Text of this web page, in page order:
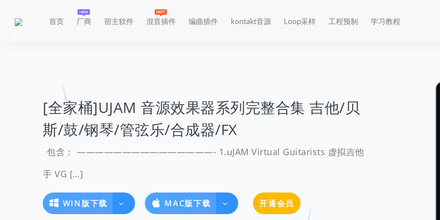
首页 厂商 宿主软件 混音插件 编曲插件 kontakt音源 Loop采样 工程预制 学习教程
[全家桶]UJAM 音源效果器系列完整合集 吉他/贝
斯/鼓/钢琴/管弦乐/合成器/FX
包含： ———————————————- 1.uJAM Virtual Guitarists 虚拟吉他
手 VG […]
WIN版下载 MAC版下载 开通会员